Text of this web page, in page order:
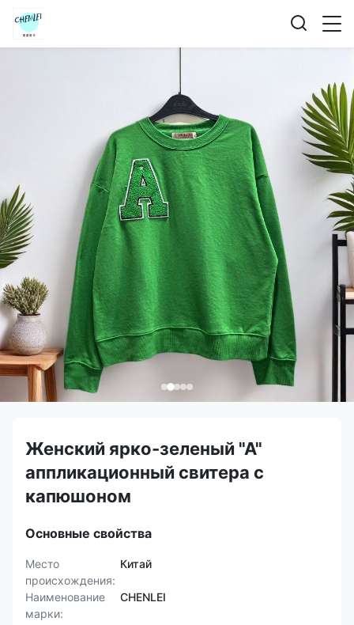
Женский ярко-зеленый "А"
аппликационный свитера с
капюшоном
Основные свойства
Место
происхождения:
Китай
Наименование
марки:
CHENLEI